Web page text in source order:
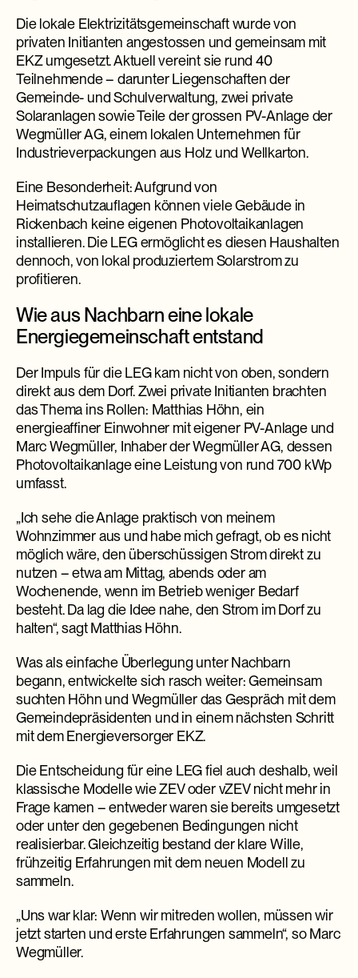
Die lokale Elektrizitätsgemeinschaft wurde von
privaten Initianten angestossen und gemeinsam mit
EKZ umgesetzt. Aktuell vereint sie rund 40
Teilnehmende – darunter Liegenschaften der
Gemeinde- und Schulverwaltung, zwei private
Solaranlagen sowie Teile der grossen PV-Anlage der
Wegmüller AG, einem lokalen Unternehmen für
Industrieverpackungen aus Holz und Wellkarton.
Eine Besonderheit: Aufgrund von
Heimatschutzauflagen können viele Gebäude in
Rickenbach keine eigenen Photovoltaikanlagen
installieren. Die LEG ermöglicht es diesen Haushalten
dennoch, von lokal produziertem Solarstrom zu
profitieren.
Wie aus Nachbarn eine lokale
Energiegemeinschaft entstand
Der Impuls für die LEG kam nicht von oben, sondern
direkt aus dem Dorf. Zwei private Initianten brachten
das Thema ins Rollen: Matthias Höhn, ein
energieaffiner Einwohner mit eigener PV-Anlage und
Marc Wegmüller, Inhaber der Wegmüller AG, dessen
Photovoltaikanlage eine Leistung von rund 700 kWp
umfasst.
„Ich sehe die Anlage praktisch von meinem
Wohnzimmer aus und habe mich gefragt, ob es nicht
möglich wäre, den überschüssigen Strom direkt zu
nutzen – etwa am Mittag, abends oder am
Wochenende, wenn im Betrieb weniger Bedarf
besteht. Da lag die Idee nahe, den Strom im Dorf zu
halten“, sagt Matthias Höhn.
Was als einfache Überlegung unter Nachbarn
begann, entwickelte sich rasch weiter: Gemeinsam
suchten Höhn und Wegmüller das Gespräch mit dem
Gemeindepräsidenten und in einem nächsten Schritt
mit dem Energieversorger EKZ.
Die Entscheidung für eine LEG fiel auch deshalb, weil
klassische Modelle wie ZEV oder vZEV nicht mehr in
Frage kamen – entweder waren sie bereits umgesetzt
oder unter den gegebenen Bedingungen nicht
realisierbar. Gleichzeitig bestand der klare Wille,
frühzeitig Erfahrungen mit dem neuen Modell zu
sammeln.
„Uns war klar: Wenn wir mitreden wollen, müssen wir
jetzt starten und erste Erfahrungen sammeln“, so Marc
Wegmüller.